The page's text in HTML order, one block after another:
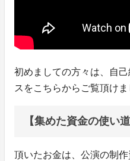
初めましての方々は、自
スをこちらからご覧頂けま
【集めた資金の使い道
頂いたお金は、公演の制